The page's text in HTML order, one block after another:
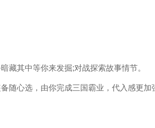
藏其中等你来发掘;对战探索故事情节。
随心选，由你完成三国霸业，代入感更加